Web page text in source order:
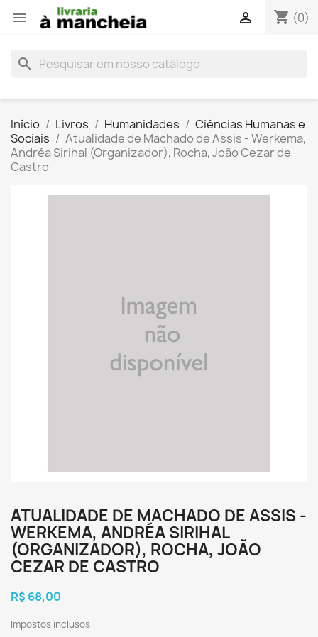
 shopping_cart (0)

search
Início Livros Humanidades
Ciências Humanas e
Sociais
Atualidade de Machado de Assis - Werkema,
Andréa Sirihal (Organizador), Rocha, João Cezar de
Castro
ATUALIDADE DE MACHADO DE ASSIS -
WERKEMA, ANDRÉA SIRIHAL
(ORGANIZADOR), ROCHA, JOÃO
CEZAR DE CASTRO
R$ 68,00
Impostos inclusos